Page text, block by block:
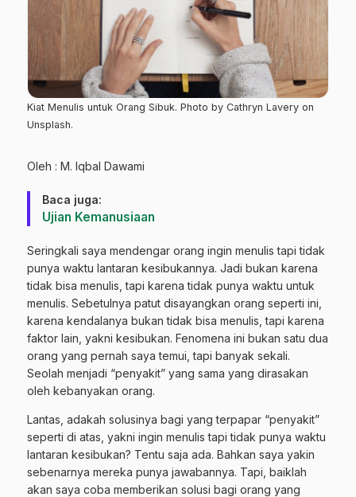
Kiat Menulis untuk Orang Sibuk. Photo by Cathryn Lavery on
Unsplash.
Oleh : M. Iqbal Dawami
Baca juga:
Ujian Kemanusiaan
Seringkali saya mendengar orang ingin menulis tapi tidak
punya waktu lantaran kesibukannya. Jadi bukan karena
tidak bisa menulis, tapi karena tidak punya waktu untuk
menulis. Sebetulnya patut disayangkan orang seperti ini,
karena kendalanya bukan tidak bisa menulis, tapi karena
faktor lain, yakni kesibukan. Fenomena ini bukan satu dua
orang yang pernah saya temui, tapi banyak sekali.
Seolah menjadi “penyakit” yang sama yang dirasakan
oleh kebanyakan orang.
Lantas, adakah solusinya bagi yang terpapar “penyakit”
seperti di atas, yakni ingin menulis tapi tidak punya waktu
lantaran kesibukan? Tentu saja ada. Bahkan saya yakin
sebenarnya mereka punya jawabannya. Tapi, baiklah
akan saya coba memberikan solusi bagi orang yang